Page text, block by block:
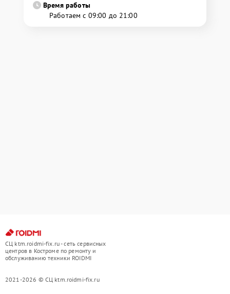
Время работы
Работаем с 09:00 до 21:00
СЦ ktm.roidmi-fix.ru - сеть сервисных
центров в Костроме по ремонту и
обслуживанию техники ROIDMI
2021-2026 © СЦ ktm.roidmi-fix.ru